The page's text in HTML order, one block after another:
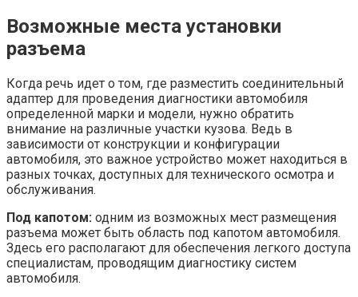
Возможные места установки
разъема
Когда речь идет о том, где разместить соединительный
адаптер для проведения диагностики автомобиля
определенной марки и модели, нужно обратить
внимание на различные участки кузова. Ведь в
зависимости от конструкции и конфигурации
автомобиля, это важное устройство может находиться в
разных точках, доступных для технического осмотра и
обслуживания.
Под капотом: одним из возможных мест размещения
разъема может быть область под капотом автомобиля.
Здесь его располагают для обеспечения легкого доступа
специалистам, проводящим диагностику систем
автомобиля.